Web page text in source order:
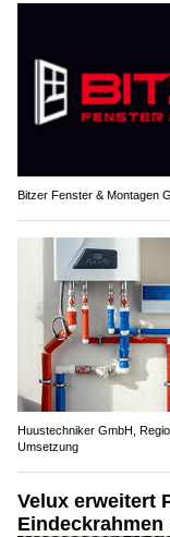
Bitzer Fenster & Montagen
Huustechniker GmbH,
Umsetzung
Velux erweitert